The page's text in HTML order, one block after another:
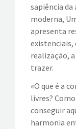
sapiência
moderna,
apresenta
existenciais,
realização,
trazer.
«O que é a
livres?
conseguir
harmonia